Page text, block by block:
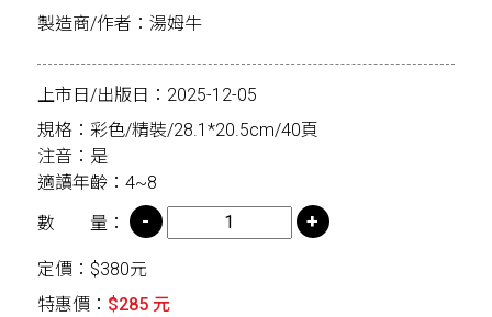
製造商/作者：湯姆牛
上市日/出版日：2025-12-05
規格：彩色/精裝/28.1*20.5cm/40頁
注音：是
適讀年齡：4~8
數 量：
定價：$380元
特惠價： $285 元